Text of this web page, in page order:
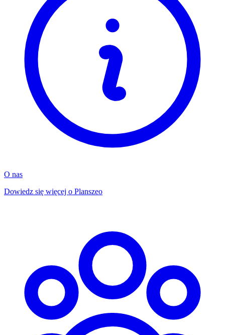
O nas
Dowiedz się więcej o Planszeo